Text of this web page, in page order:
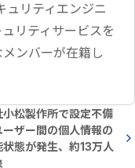
ュリティエンジニ
リティサービスを
ンバーが在籍し
小松製作所で設定不備
ーザー間の個人情報の
状態が発生、約13万人